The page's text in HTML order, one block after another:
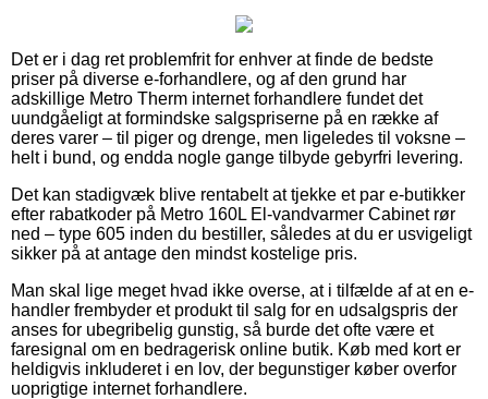
Det er i dag ret problemfrit for enhver at finde de bedste
priser på diverse e-forhandlere, og af den grund har
adskillige Metro Therm internet forhandlere fundet det
uundgåeligt at formindske salgspriserne på en række af
deres varer – til piger og drenge, men ligeledes til voksne –
helt i bund, og endda nogle gange tilbyde gebyrfri levering.
Det kan stadigvæk blive rentabelt at tjekke et par e-butikker
efter rabatkoder på Metro 160L El-vandvarmer Cabinet rør
ned – type 605 inden du bestiller, således at du er usvigeligt
sikker på at antage den mindst kostelige pris.
Man skal lige meget hvad ikke overse, at i tilfælde af at en e-
handler frembyder et produkt til salg for en udsalgspris der
anses for ubegribelig gunstig, så burde det ofte være et
faresignal om en bedragerisk online butik. Køb med kort er
heldigvis inkluderet i en lov, der begunstiger køber overfor
uoprigtige internet forhandlere.